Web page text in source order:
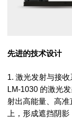
先进的技术设计
1. 激光发射与接收
LM-1030 的激光
射出高能量、高
上，形成遮挡阴